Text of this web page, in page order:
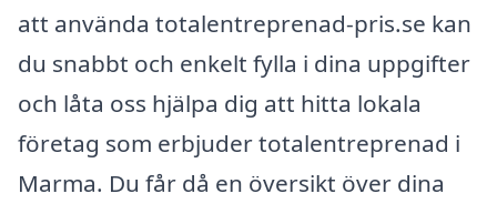
att använda totalentreprenad-pris.se kan
du snabbt och enkelt fylla i dina uppgifter
och låta oss hjälpa dig att hitta lokala
företag som erbjuder totalentreprenad i
Marma. Du får då en översikt över dina